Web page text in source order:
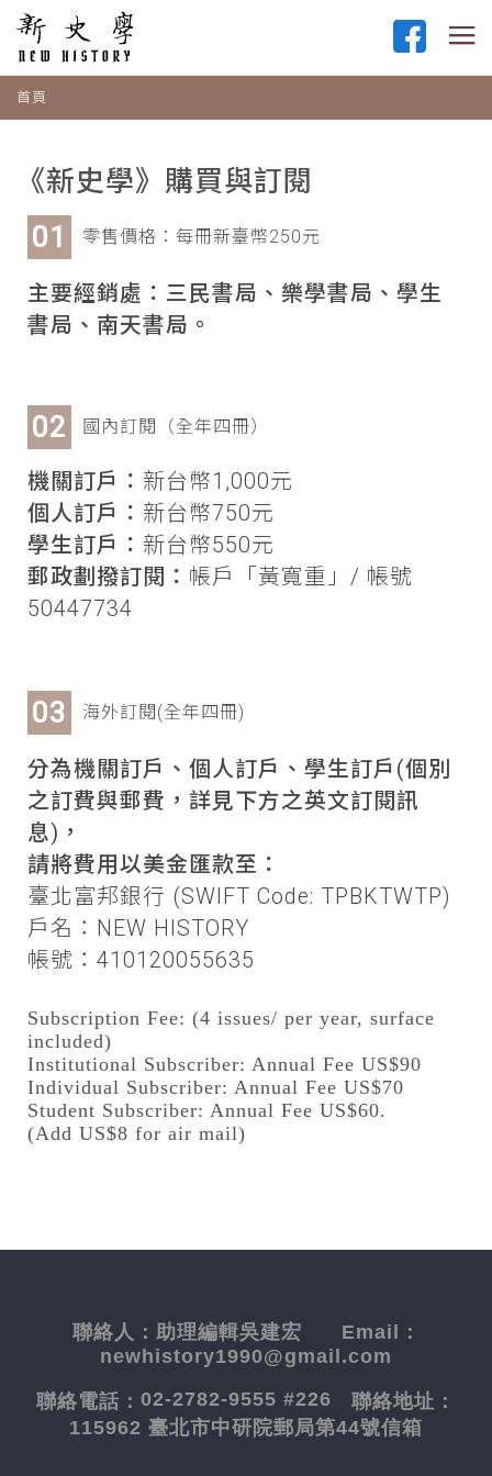
首頁
《新史學》購買與訂閱
零售價格：每冊新臺幣250元
主要經銷處：三民書局、樂學書局、學生
書局、南天書局。
國內訂閱（全年四冊）
機關訂戶： 新台幣1,000元
個人訂戶： 新台幣750元
學生訂戶： 新台幣550元
郵政劃撥訂閱： 帳戶「黃寬重」/ 帳號
50447734
海外訂閱(全年四冊)
分為機關訂戶、個人訂戶、學生訂戶(個別
之訂費與郵費，詳見下方之英文訂閱訊
息)，
請將費用以美金匯款至：
臺北富邦銀行 (SWIFT Code: TPBKTWTP)
戶名：NEW HISTORY
帳號：410120055635
Subscription Fee: (4 issues/ per year, surface
included)
Institutional Subscriber: Annual Fee US$90
Individual Subscriber: Annual Fee US$70
Student Subscriber: Annual Fee US$60.
(Add US$8 for air mail)
聯絡人： 助理編輯吳建宏 Email：
newhistory1990@gmail.com
聯絡電話： 02-2782-9555 #226 聯絡地址：
115962 臺北市中研院郵局第44號信箱